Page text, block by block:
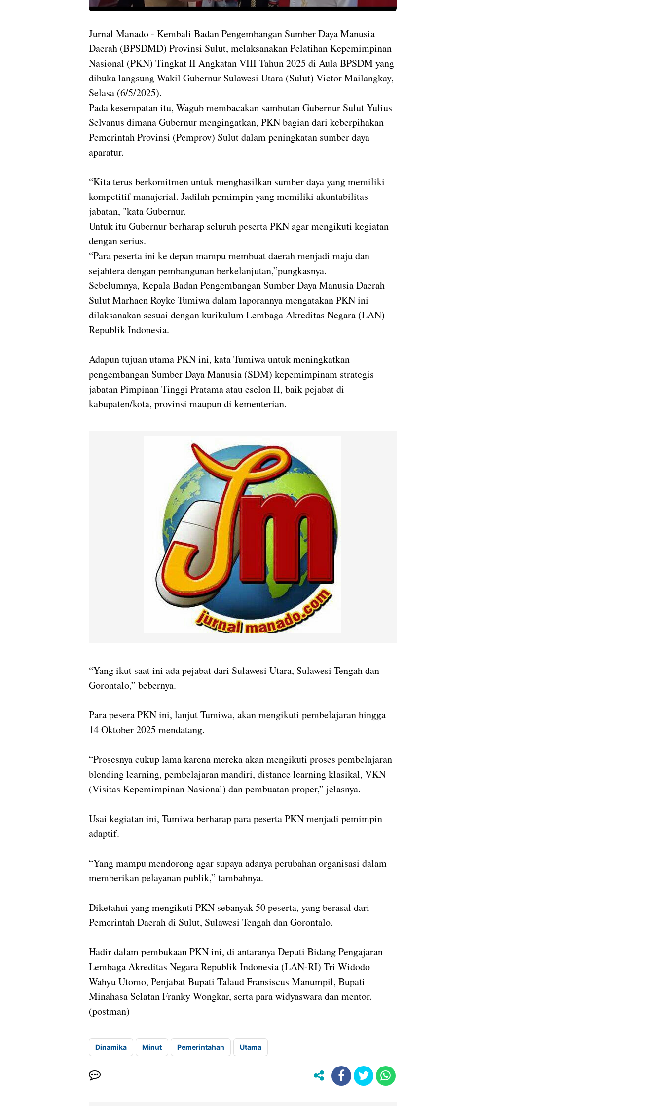
Jurnal Manado - Kembali Badan Pengembangan Sumber Daya Manusia
Daerah (BPSDMD) Provinsi Sulut, melaksanakan Pelatihan Kepemimpinan
Nasional (PKN) Tingkat II Angkatan VIII Tahun 2025 di Aula BPSDM yang
dibuka langsung Wakil Gubernur Sulawesi Utara (Sulut) Victor Mailangkay,
Selasa (6/5/2025).
Pada kesempatan itu, Wagub membacakan sambutan Gubernur Sulut Yulius
Selvanus dimana Gubernur mengingatkan, PKN bagian dari keberpihakan
Pemerintah Provinsi (Pemprov) Sulut dalam peningkatan sumber daya
aparatur.
“Kita terus berkomitmen untuk menghasilkan sumber daya yang memiliki
kompetitif manajerial. Jadilah pemimpin yang memiliki akuntabilitas
jabatan, "kata Gubernur.
Untuk itu Gubernur berharap seluruh peserta PKN agar mengikuti kegiatan
dengan serius.
“Para peserta ini ke depan mampu membuat daerah menjadi maju dan
sejahtera dengan pembangunan berkelanjutan,”pungkasnya.
Sebelumnya, Kepala Badan Pengembangan Sumber Daya Manusia Daerah
Sulut Marhaen Royke Tumiwa dalam laporannya mengatakan PKN ini
dilaksanakan sesuai dengan kurikulum Lembaga Akreditas Negara (LAN)
Republik Indonesia.
Adapun tujuan utama PKN ini, kata Tumiwa untuk meningkatkan
pengembangan Sumber Daya Manusia (SDM) kepemimpinam strategis
jabatan Pimpinan Tinggi Pratama atau eselon II, baik pejabat di
kabupaten/kota, provinsi maupun di kementerian.
“Yang ikut saat ini ada pejabat dari Sulawesi Utara, Sulawesi Tengah dan
Gorontalo,” bebernya.
Para pesera PKN ini, lanjut Tumiwa, akan mengikuti pembelajaran hingga
14 Oktober 2025 mendatang.
“Prosesnya cukup lama karena mereka akan mengikuti proses pembelajaran
blending learning, pembelajaran mandiri, distance learning klasikal, VKN
(Visitas Kepemimpinan Nasional) dan pembuatan proper,” jelasnya.
Usai kegiatan ini, Tumiwa berharap para peserta PKN menjadi pemimpin
adaptif.
“Yang mampu mendorong agar supaya adanya perubahan organisasi dalam
memberikan pelayanan publik,” tambahnya.
Diketahui yang mengikuti PKN sebanyak 50 peserta, yang berasal dari
Pemerintah Daerah di Sulut, Sulawesi Tengah dan Gorontalo.
Hadir dalam pembukaan PKN ini, di antaranya Deputi Bidang Pengajaran
Lembaga Akreditas Negara Republik Indonesia (LAN-RI) Tri Widodo
Wahyu Utomo, Penjabat Bupati Talaud Fransiscus Manumpil, Bupati
Minahasa Selatan Franky Wongkar, serta para widyaswara dan mentor.
(postman)
Dinamika Minut Pemerintahan Utama